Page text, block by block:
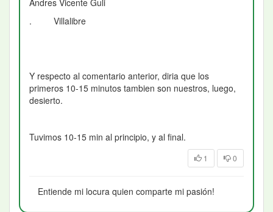
Andres Vicente Guli
. Villalibre
Y respecto al comentario anterior, diria que los
primeros 10-15 minutos tambien son nuestros, luego,
desierto.
Tuvimos 10-15 min al principio, y al final.
1 0
Entiende mi locura quien comparte mi pasión!